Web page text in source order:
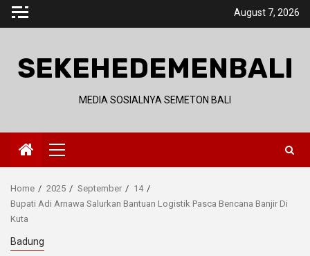
Skip
August 7, 2026
SEKEHEDEMENBALI
MEDIA SOSIALNYA SEMETON BALI
Primary
Menu
Home 2025 September
14
Bupati Adi Arnawa Salurkan Bantuan Logistik Pasca Bencana Banjir Di
Kuta
Badung